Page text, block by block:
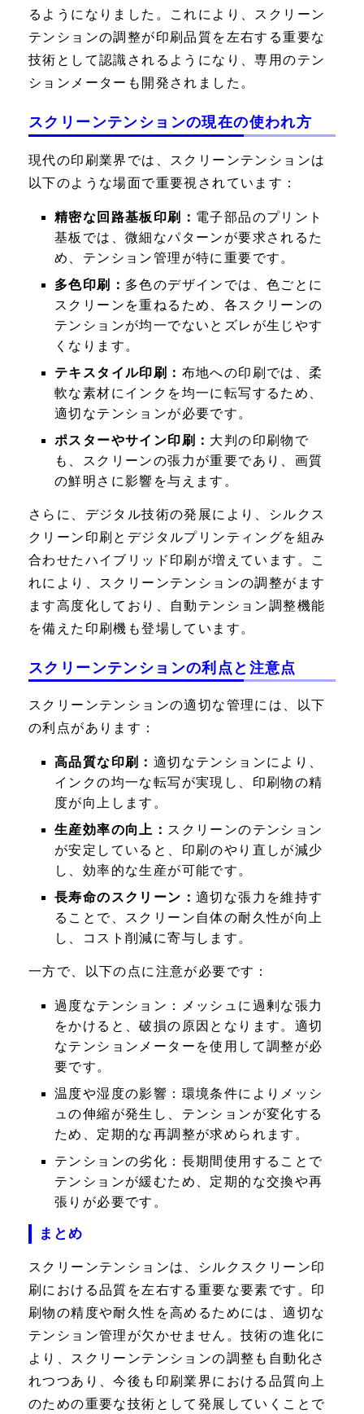
るようになりました。これにより、スクリーン
テンションの調整が印刷品質を左右する重要な
技術として認識されるようになり、専用のテン
ションメーターも開発されました。
スクリーンテンションの現在の使われ方
現代の印刷業界では、スクリーンテンションは
以下のような場面で重要視されています：
精密な回路基板印刷： 電子部品のプリント
基板では、微細なパターンが要求されるた
め、テンション管理が特に重要です。
多色印刷： 多色のデザインでは、色ごとに
スクリーンを重ねるため、各スクリーンの
テンションが均一でないとズレが生じやす
くなります。
テキスタイル印刷： 布地への印刷では、柔
軟な素材にインクを均一に転写するため、
適切なテンションが必要です。
ポスターやサイン印刷： 大判の印刷物で
も、スクリーンの張力が重要であり、画質
の鮮明さに影響を与えます。
さらに、デジタル技術の発展により、シルクス
クリーン印刷とデジタルプリンティングを組み
合わせたハイブリッド印刷が増えています。こ
れにより、スクリーンテンションの調整がます
ます高度化しており、自動テンション調整機能
を備えた印刷機も登場しています。
スクリーンテンションの利点と注意点
スクリーンテンションの適切な管理には、以下
の利点があります：
高品質な印刷： 適切なテンションにより、
インクの均一な転写が実現し、印刷物の精
度が向上します。
生産効率の向上： スクリーンのテンション
が安定していると、印刷のやり直しが減少
し、効率的な生産が可能です。
長寿命のスクリーン： 適切な張力を維持す
ることで、スクリーン自体の耐久性が向上
し、コスト削減に寄与します。
一方で、以下の点に注意が必要です：
過度なテンション：
メッシュに過剰な張力
をかけると、破損の原因となります。適切
なテンションメーターを使用して調整が必
要です。
温度や湿度の影響： 環境条件によりメッシ
ュの伸縮が発生し、テンションが変化する
ため、定期的な再調整が求められます。
テンションの劣化： 長期間使用することで
テンションが緩むため、定期的な交換や再
張りが必要です。
まとめ
スクリーンテンションは、シルクスクリーン印
刷における品質を左右する重要な要素です。印
刷物の精度や耐久性を高めるためには、適切な
テンション管理が欠かせません。技術の進化に
より、スクリーンテンションの調整も自動化さ
れつつあり、今後も印刷業界における品質向上
のための重要な技術として発展していくことで